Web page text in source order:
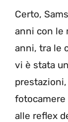
Certo,
anni con le
anni, tra le
vi è stata
fotocamere
alle reflex